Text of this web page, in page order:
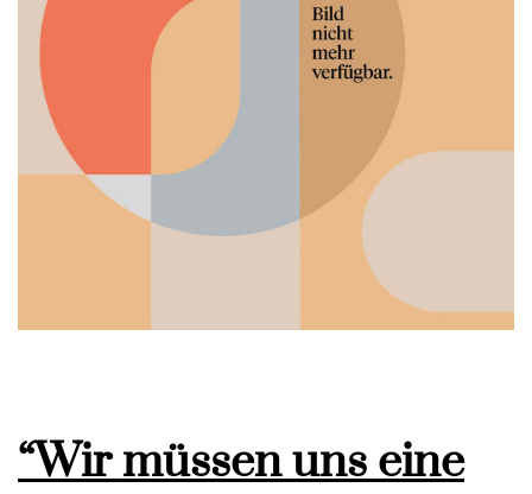
“Wir müssen uns eine